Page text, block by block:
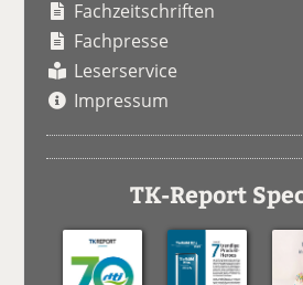
Fachzeitschriften
Fachpresse
Leserservice
Impressum
TK-Report